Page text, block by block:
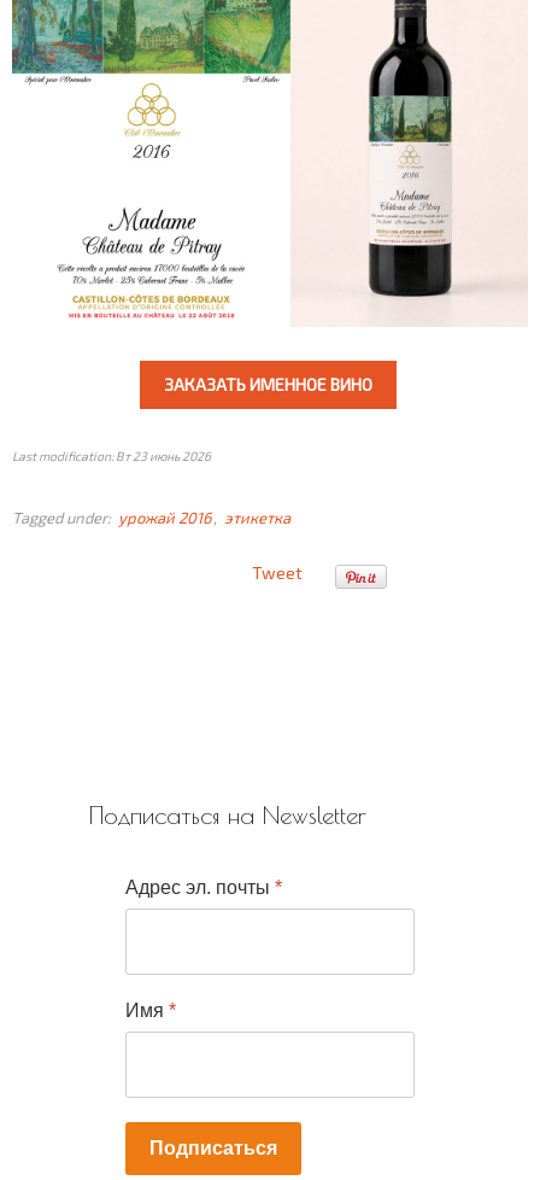
ЗАКАЗАТЬ ИМЕННОЕ ВИНО
Last modification: Вт 23 июнь 2026
Tagged under: урожай 2016 этикетка
Tweet
Подписаться на Newsletter
Адрес эл. почты *
Имя *
Подписаться